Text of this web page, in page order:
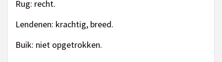
Rug: recht.
Lendenen: krachtig, breed.
Buik: niet opgetrokken.